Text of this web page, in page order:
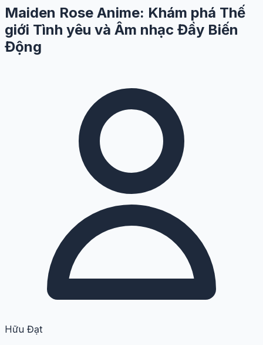
Maiden Rose Anime: Khám phá Thế
giới Tình yêu và Âm nhạc Đầy Biến
Động
Hữu Đạt